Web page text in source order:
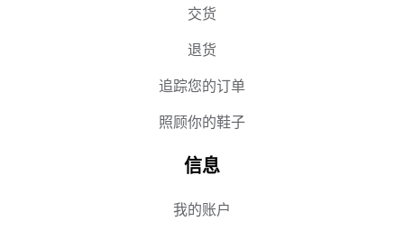
交货
退货
追踪您的订单
照顾你的鞋子
信息
我的账户